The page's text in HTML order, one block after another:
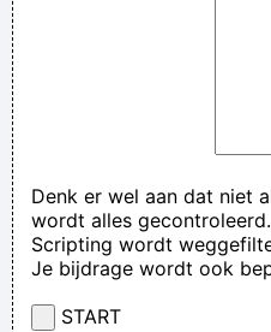
Denk er wel aan dat niet
wordt alles gecontroleerd.
Scripting wordt
Je bijdrage wordt ook
START